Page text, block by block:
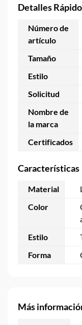
Detalles
Número de
artículo
Tamaño
Estilo
Solicitud
Nombre de
la marca
Certificados
Características
Material
Color
Estilo
Forma
Más